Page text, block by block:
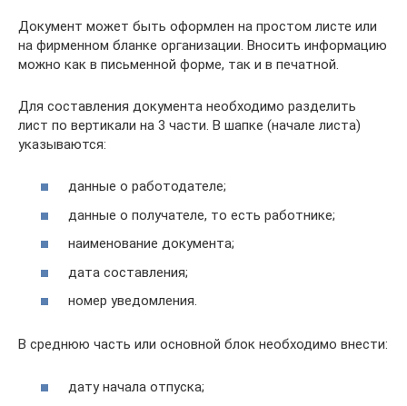
Документ может быть оформлен на простом листе или
на фирменном бланке организации. Вносить информацию
можно как в письменной форме, так и в печатной.
Для составления документа необходимо разделить
лист по вертикали на 3 части. В шапке (начале листа)
указываются:
данные о работодателе;
данные о получателе, то есть работнике;
наименование документа;
дата составления;
номер уведомления.
В среднюю часть или основной блок необходимо внести:
дату начала отпуска;